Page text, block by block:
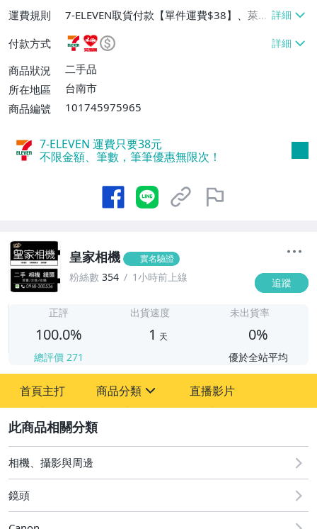
運費規則
7-ELEVEN取貨付款【單件運費$38】、萊爾
富取貨付款【單件運費$60】、面交/自取/
不寄送【免運費】
付款方式
商品狀況
二手品
所在地區
台南市
商品編號
101745975965
7-ELEVEN 運費只要38元
不限金額、筆數，筆筆優惠無限次！
皇家相機 實名驗證
粉絲數 354 1小時前上線 追蹤
正評
100.0%
總評價 271
出貨速度
1 天
未出貨率
0%
優於全站平均
首頁主打 商品分類
家電與影音視聽
相機、攝影與周邊
直播影片
相機、攝影與周邊
鏡頭